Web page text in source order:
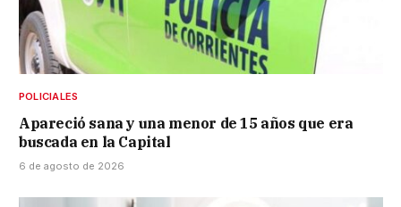
POLICIALES
Apareció sana y una menor de 15 años que era
buscada en la Capital
6 de agosto de 2026